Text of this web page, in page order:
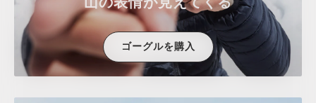
ゴーグルを購入